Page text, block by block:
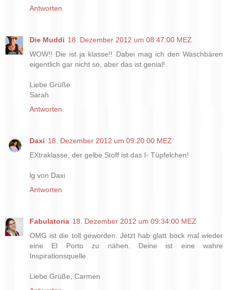
Antworten
Die Muddi 18. Dezember 2012 um 08:47:00 MEZ
WOW!! Die ist ja klasse!! Dabei mag ich den Waschbären
eigentlich gar nicht so, aber das ist genial!
Liebe Grüße
Sarah
Antworten
Daxi 18. Dezember 2012 um 09:20:00 MEZ
EXtraklasse, der gelbe Stoff ist das I- Tüpfelchen!
lg von Daxi
Antworten
Fabulatoria 18. Dezember 2012 um 09:34:00 MEZ
OMG ist die toll geworden. Jetzt hab glatt bock mal wieder
eine El Porto zu nähen. Deine ist eine wahre
Inspirationsquelle.
Liebe Grüße, Carmen